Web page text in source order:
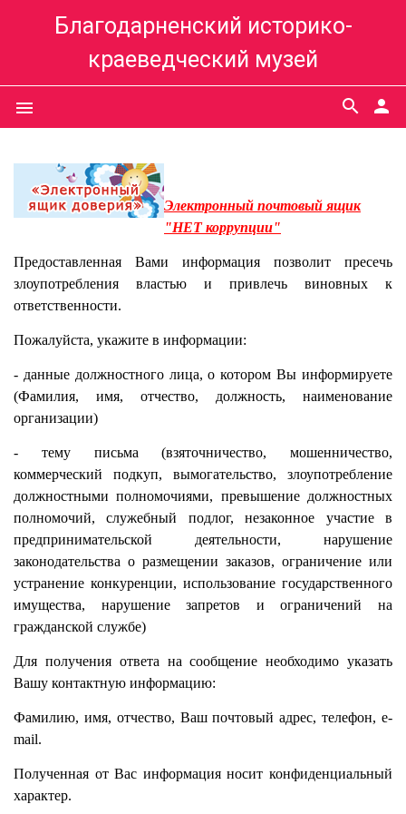
Благодарненский историко-
краеведческий музей
menu person
search
Электронный почтовый ящик
"НЕТ коррупции"
Предоставленная Вами информация позволит пресечь
злоупотребления властью и привлечь виновных к
ответственности.
Пожалуйста, укажите в информации:
- данные должностного лица, о котором Вы информируете
(Фамилия, имя, отчество, должность, наименование
организации)
- тему письма (взяточничество, мошенничество,
коммерческий подкуп, вымогательство, злоупотребление
должностными полномочиями, превышение должностных
полномочий, служебный подлог, незаконное участие в
предпринимательской деятельности, нарушение
законодательства о размещении заказов, ограничение или
устранение конкуренции, использование государственного
имущества, нарушение запретов и ограничений на
гражданской службе)
Для получения ответа на сообщение необходимо указать
Вашу контактную информацию:
Фамилию, имя, отчество, Ваш почтовый адрес, телефон, e-
mail.
Полученная от Вас информация носит конфиденциальный
характер.